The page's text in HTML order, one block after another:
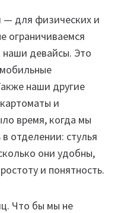
— для физических и
ограничиваемся
девайсы. Это
наши другие
и
время, когда мы
отделении: стулья
они удобны,
и понятность.​
Что бы мы не